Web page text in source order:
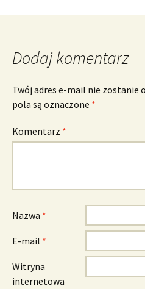
Dodaj komentarz
Twój adres e-mail nie zostanie
pola są oznaczone *
Komentarz *
Nazwa *
E-mail *
Witryna
internetowa